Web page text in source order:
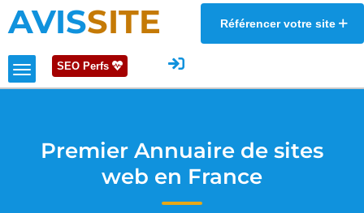
AVISSITE Référencer votre site
SEO Perfs
Premier Annuaire de sites
web en France